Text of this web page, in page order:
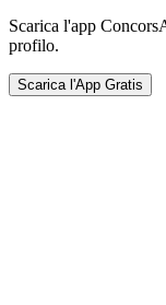
Scarica l'app
profilo.
Scarica l'App Gratis